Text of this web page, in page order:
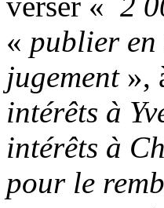
« publier
jugement»,
intérêts à
intérêts à
pour le